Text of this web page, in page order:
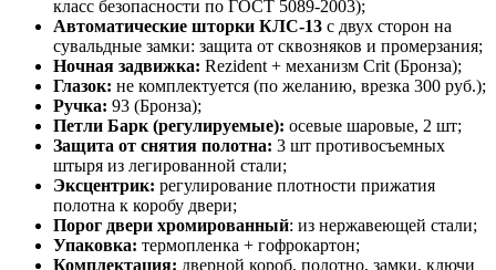
класс безопасности по ГОСТ 5089-2003);
Автоматические шторки КЛС-13 с двух сторон на
сувальдные замки: защита от сквозняков и промерзания;
Ночная задвижка: Rezident + механизм Crit (Бронза);
Глазок: не комплектуется (по желанию, врезка 300 руб.);
Ручка: 93 (Бронза);
Петли Барк (регулируемые): осевые шаровые, 2 шт;
Защита от снятия полотна: 3 шт противосъемных
штыря из легированной стали;
Эксцентрик: регулирование плотности прижатия
полотна к коробу двери;
Порог двери хромированный: из нержавеющей стали;
Упаковка: термопленка + гофрокартон;
Комплектация: дверной короб, полотно, замки, ключи